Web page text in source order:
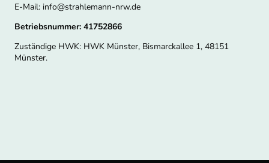
E-Mail: info@strahlemann-nrw.de
Betriebsnummer: 41752866
Zuständige HWK: HWK Münster, Bismarckallee 1, 48151
Münster.